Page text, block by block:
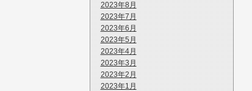
2023年8月
2023年7月
2023年6月
2023年5月
2023年4月
2023年3月
2023年2月
2023年1月